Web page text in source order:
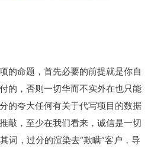
的命题，首先必要的前提就是你自
的，否则一切华而不实外在也只能
的夸大任何有关于代写项目的数据
敲，至少在我们看来，诚信是一切
词，过分的渲染去“欺瞒”客户，导